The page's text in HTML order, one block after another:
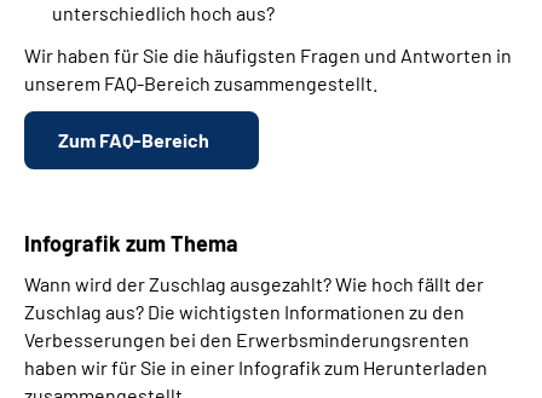
unterschiedlich hoch aus?
Wir haben für Sie die häufigsten Fragen und Antworten in
unserem FAQ-Bereich zusammengestellt.
Zum FAQ-Bereich
Infografik zum Thema
Wann wird der Zuschlag ausgezahlt? Wie hoch fällt der
Zuschlag aus? Die wichtigsten Informationen zu den
Verbesserungen bei den Erwerbsminderungs­renten
haben wir für Sie in einer Infografik zum Herunterladen